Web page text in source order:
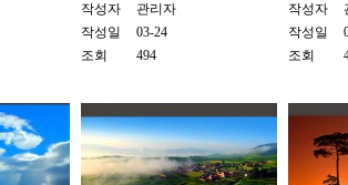
작성자
관리자
작성일
03-24
조회
494
작성자
작성일
조회